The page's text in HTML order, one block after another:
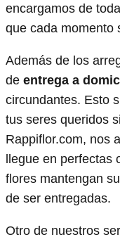
encargamos de
que cada momento
Además de los
de entrega a
circundantes. Esto
tus seres queridos
Rappiflor.com, nos
llegue en perfectas
flores mantengan
de ser entregadas.
Otro de nuestros